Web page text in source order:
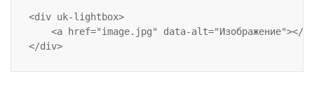
<div uk-lightbox>
    <a href="image.jpg" data-alt="Изображение"></a>